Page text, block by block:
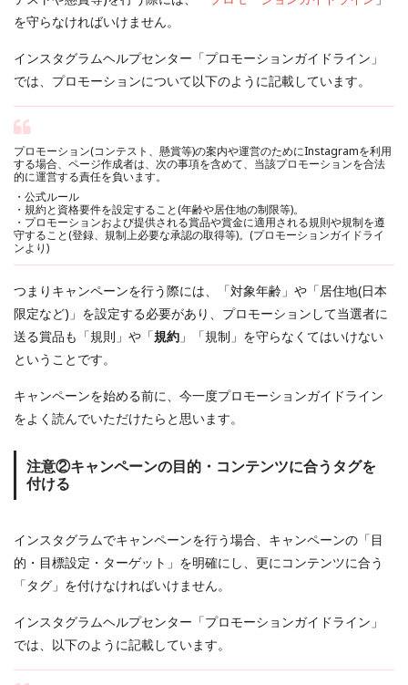
を守らなければいけません。
インスタグラムヘルプセンター「プロモーションガイドライン」
では、プロモーションについて以下のように記載しています。
プロモーション(コンテスト、懸賞等)の案内や運営のためにInstagramを利用
する場合、ページ作成者は、次の事項を含めて、当該プロモーションを合法
的に運営する責任を負います。
・公式ルール
・規約と資格要件を設定すること(年齢や居住地の制限等)。
・プロモーションおよび提供される賞品や賞金に適用される規則や規制を遵
守すること(登録、規制上必要な承認の取得等)。(プロモーションガイドライ
ンより)
つまりキャンペーンを行う際には、「対象年齢」や「居住地(日本
限定など)」を設定する必要があり、プロモーションして当選者に
送る賞品も「規則」や「規約 」「規制」を守らなくてはいけない
ということです。
キャンペーンを始める前に、今一度プロモーションガイドライン
をよく読んでいただけたらと思います。
注意②キャンペーンの目的・コンテンツに合うタグを
付ける
インスタグラムでキャンペーンを行う場合、キャンペーンの「目
的・目標設定・ターゲット」を明確にし、更にコンテンツに合う
「タグ」を付けなければいけません。
インスタグラムヘルプセンター「プロモーションガイドライン」
では、以下のように記載しています。